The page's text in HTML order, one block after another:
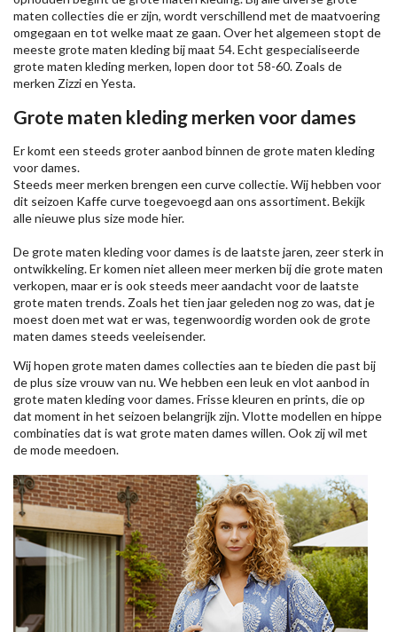
maten collecties die er zijn, wordt verschillend met de maatvoering
omgegaan en tot welke maat ze gaan. Over het algemeen stopt de
meeste grote maten kleding bij maat 54. Echt gespecialiseerde
grote maten kleding merken, lopen door tot 58-60. Zoals de
merken Zizzien Yesta.
Grote maten kleding merken voor dames
Er komt een steeds groter aanbod binnen de grote maten kleding
voor dames.
Steeds meer merken brengen een curve collectie. Wij hebben voor
dit seizoen Kaffecurve toegevoegd aan ons assortiment. Bekijk
alle nieuweplus size modehier.
De grote maten kleding voor dames is de laatste jaren, zeer sterk in
ontwikkeling. Er komen niet alleen meer merken bij die grote maten
verkopen, maar er is ook steeds meer aandacht voor de laatste
grote maten trends. Zoals het tien jaar geleden nog zo was, dat je
moest doen met wat er was, tegenwoordig worden ook de grote
maten dames steeds veeleisender.
Wij hopen grote maten dames collecties aan te bieden die past bij
de plus size vrouw van nu. We hebben een leuk en vlot aanbod in
grote maten kleding voor dames. Frisse kleuren en prints, die op
dat moment in het seizoen belangrijk zijn. Vlotte modellen en hippe
combinaties dat is wat grote maten dames willen. Ook zij wil met
de mode meedoen.